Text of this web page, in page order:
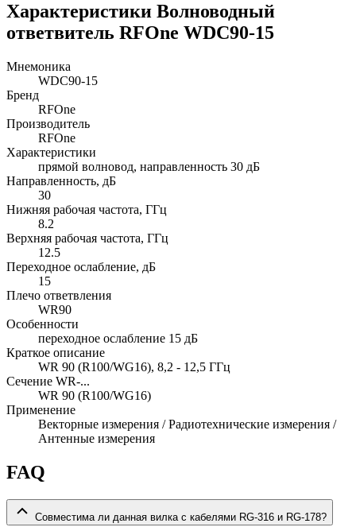
Характеристики Волноводный
ответвитель RFOne WDC90-15
Мнемоника
WDC90-15
Бренд
RFOne
Производитель
RFOne
Характеристики
прямой волновод, направленность 30 дБ
Направленность, дБ
30
Нижняя рабочая частота, ГГц
8.2
Верхняя рабочая частота, ГГц
12.5
Переходное ослабление, дБ
15
Плечо ответвления
WR90
Особенности
переходное ослабление 15 дБ
Краткое описание
WR 90 (R100/WG16), 8,2 - 12,5 ГГц
Сечение WR-...
WR 90 (R100/WG16)
Применение
Векторные измерения / Радиотехнические измерения /
Антенные измерения
FAQ
Совместима ли данная вилка с кабелями RG-316 и RG-178?